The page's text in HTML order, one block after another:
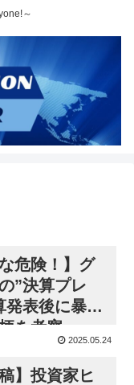
～
危険！】グ
”決算プレ
表後に暴落
を考察
2025.05.24
】投資家ヒ